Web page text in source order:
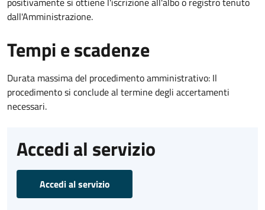
dall'Amministrazione.
Tempi e scadenze
Durata massima del procedimento amministrativo: Il
procedimento si conclude al termine degli accertamenti
necessari.
Accedi al servizio
Accedi al servizio